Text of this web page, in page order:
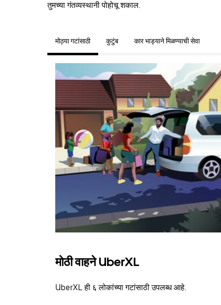
तुमच्या गंतव्यस्थानी पोहोचू शकाल.
मोठ्या गटांसाठी कुटुंब कार भाड्याने मिळण्याची सेवा
मोठी वाहने UberXL
UberXL ही ६ लोकांच्या गटांसाठी उपलब्ध आहे.